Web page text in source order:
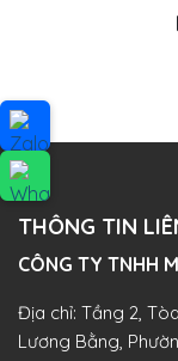
THÔNG TIN
CÔNG TY TNHH
Địa chỉ: Tầng 2,
Lương Bằng,